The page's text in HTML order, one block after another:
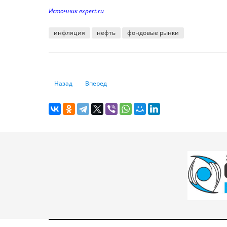
Источник expert.ru
инфляция нефть фондовые рынки
Предыдущий: Фондовые биржи АТР закрылись ростом
Назад Следующий: Курсы криптовалют к доллару на
Вперед